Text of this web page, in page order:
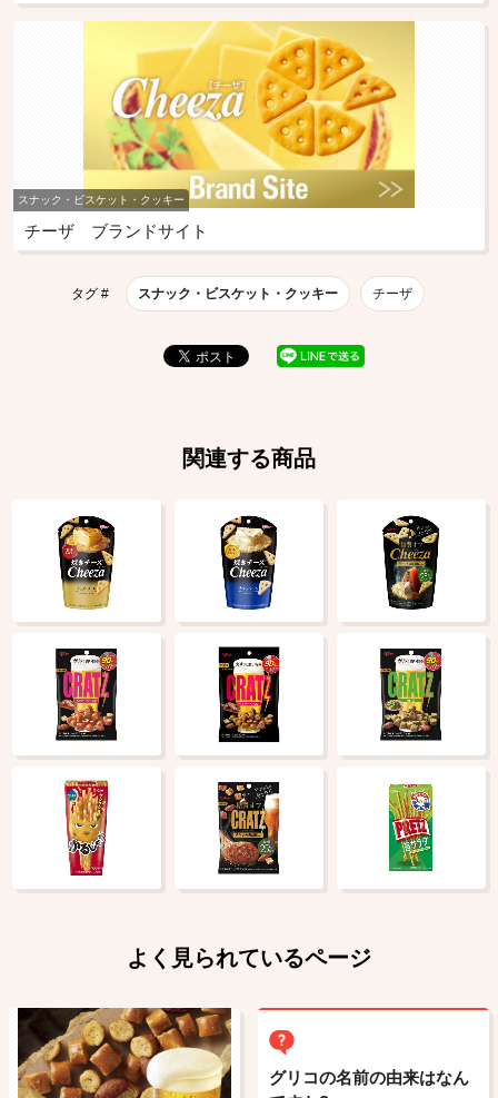
スナック・ビスケット・クッキー
チーザ ブランドサイト
タグ # スナック・ビスケット・クッキー チーザ
関連する商品
よく見られているページ
グリコの名前の由来はなん